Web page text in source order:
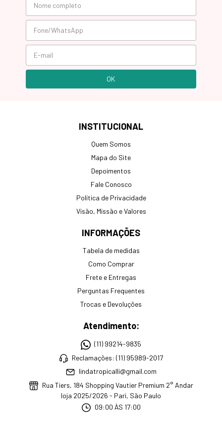
INSTITUCIONAL
Quem Somos
Mapa do Site
Depoimentos
Fale Conosco
Política de Privacidade
Visão, Missão e Valores
INFORMAÇÕES
Tabela de medidas
Como Comprar
Frete e Entregas
Perguntas Frequentes
Trocas e Devoluções
Atendimento:
(11) 99214-9835
Reclamações: (11) 95989-2017
lindatropicalli@gmail.com
Rua Tiers, 184 Shopping Vautier Premium 2° Andar
loja 2025/2026 - Pari, São Paulo
09:00 ÀS 17:00